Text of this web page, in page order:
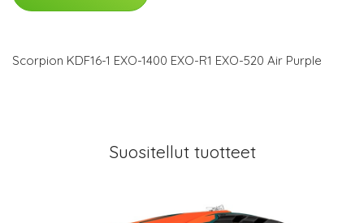
Scorpion KDF16-1 EXO-1400 EXO-R1 EXO-520 Air Purple
Suositellut tuotteet